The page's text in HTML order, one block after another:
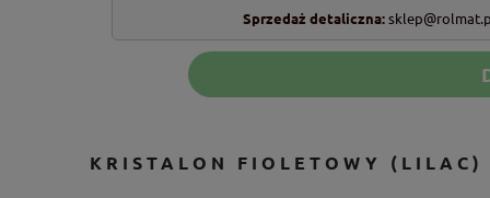
Sprzedaż detaliczna:
KRISTALON FIOLETOWY